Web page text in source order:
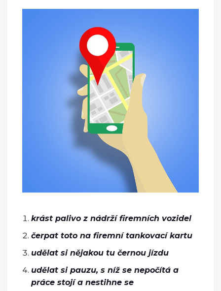
krást palivo z nádrží firemních vozidel
čerpat toto na firemní tankovací kartu
udělat si nějakou tu černou jízdu
udělat si pauzu, s níž se nepočítá a
práce stojí a nestihne se